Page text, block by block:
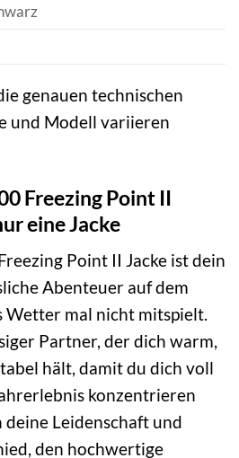
genauen technischen
und Modell variieren
Freezing Point II
eine Jacke
Point II Jacke ist dein
Abenteuer auf dem
Wetter mal nicht mitspielt.
Partner, der dich warm,
hält, damit du dich voll
konzentrieren
Leidenschaft und
den hochwertige